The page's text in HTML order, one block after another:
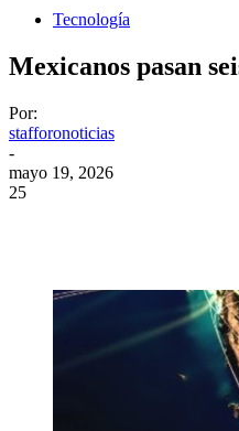
Tecnología
Mexicanos pasan
Por:
stafforonoticias
-
mayo 19, 2026
25